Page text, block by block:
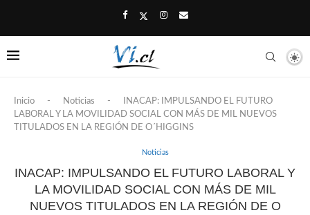
Inicio - Noticias -
INACAP: IMPULSANDO EL FUTURO
LABORAL Y LA MOVILIDAD SOCIAL CON MÁS DE MIL NUEVOS
TITULADOS EN LA REGIÓN DE O´HIGGINS
Noticias
INACAP: IMPULSANDO EL FUTURO LABORAL Y
LA MOVILIDAD SOCIAL CON MÁS DE MIL
NUEVOS TITULADOS EN LA REGIÓN DE O